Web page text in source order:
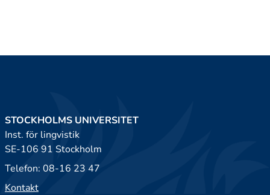
STOCKHOLMS UNIVERSITET
Inst. för lingvistik
SE-106 91 Stockholm
Telefon: 08-16 23 47
Kontakt